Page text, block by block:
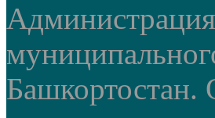
Администрация